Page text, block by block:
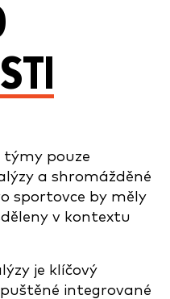
pouze
a shromážděné
sportovce by měly
v kontextu
je klíčový
integrované